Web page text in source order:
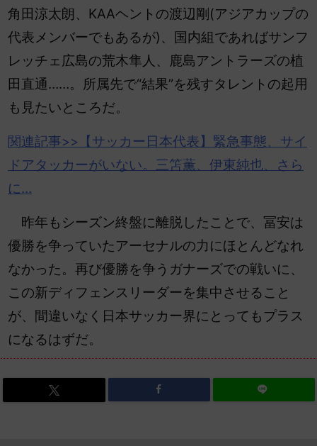
角田涼太朗、KAAヘントの渡辺剛(アジアカップの
代表メンバーでもあるが) 、国内組であればサンフ
レッチェ広島の荒木隼人、鹿島アントラーズの植
田直通……。所属先で“結果”を残すタレントの起用
も見たいところだ。
関連記事>>【サッカー日本代表】緊急事態、サイ
ドアタッカーがいない。 三笘薫、伊東純也、さら
に…
昨年もシーズン終盤に離脱したことで、冨安は
優勝を争っていたアーセナルの力にほとんどなれ
なかった。再び優勝を争うガナーズでの戦いに、
この新ディフェンスリーダーを集中させること
が、間違いなく日本サッカー界にとってもプラス
になるはずだ。